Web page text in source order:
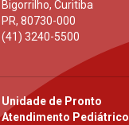
Bigorrilho, Curitiba
PR, 80730-000
(41) 3240-5500
Unidade de Pronto
Atendimento Pediátrico